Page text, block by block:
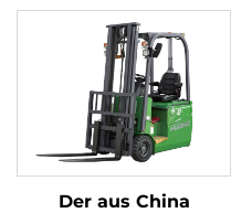
hochwertigem
japanischem ISUZU-
Motor
Der aus China